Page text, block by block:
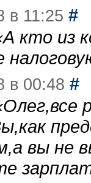
в 11:25 #
А кто из
в 00:48 #
Олег,все
вы не